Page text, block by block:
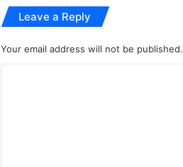
गा
वा
ब
Leave a Reply
Your email address will not be published.